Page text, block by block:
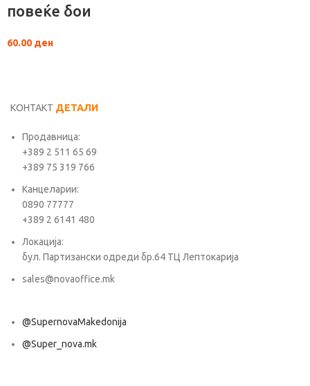
повеќе бои
60.00 ден
КОНТАКТ ДЕТАЛИ
Продавница:
+389 2 511 65 69
+389 75 319 766
Канцеларии:
0890 77777
+389 2 6141 480
Локација:
бул. Партизански одреди бр.64 ТЦ Лептокарија
sales@novaoffice.mk
@SupernovaMakedonija
@Super_nova.mk